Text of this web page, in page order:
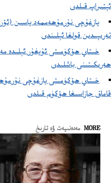
ئېتىراپ قىلدى
يازغۇچى نۇرمۇھەممەد ياسىن
تەرىپىدىن قولغا ئېلىندى
خىتاي ھۆكۈمىتى ئۇيغۇر ئېلىدە
ھەرىكىتىنى باشلىدى
قاماق جازاسىغا ھۆكۈم قىلدى
MORE مەدەنىيەت ۋە تارىخ